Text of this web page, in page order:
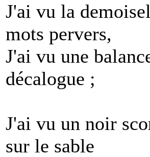
J'ai vu la
mots pervers,
J'ai vu une
décalogue ;
J'ai vu un noir
sur le sable